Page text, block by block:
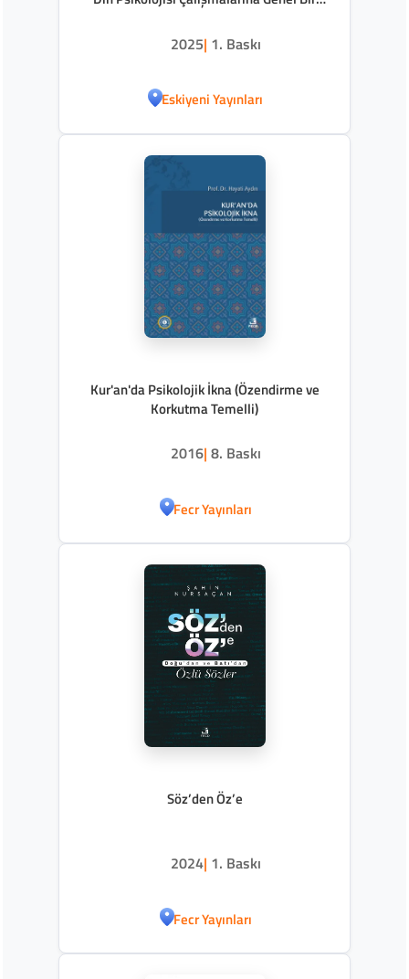
2025| 1. Baskı
Eskiyeni Yayınları
Kur'an'da Psikolojik İkna (Özendirme ve
Korkutma Temelli)
2016| 8. Baskı
Fecr Yayınları
Söz’den Öz’e
2024| 1. Baskı
Fecr Yayınları